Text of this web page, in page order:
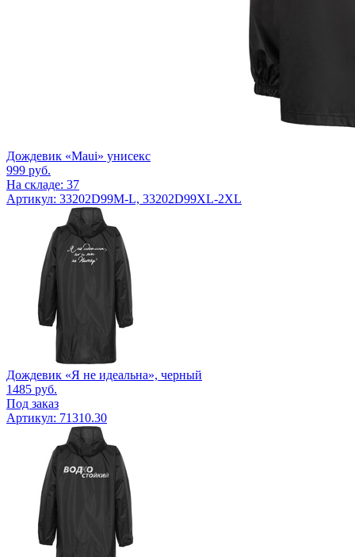
Дождевик «Maui» унисекс
999 руб.
На складе: 37
Артикул: 33202D99M-L, 33202D99XL-2XL
Дождевик «Я не идеальна», черный
1485 руб.
Под заказ
Артикул: 71310.30